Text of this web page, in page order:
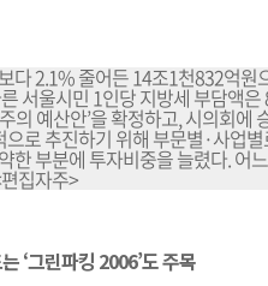
L
복
사
하
기
게
변
경
하
기
게
변
경
하
기
다 2.1% 줄어든 14조1천832억원
서울시민 1인당 지방세 부담액
의 예산안’을 확정하고, 시의회에
로 추진하기 위해 부문별·사업
한 부분에 투자비중을 늘렸다. 어
집자주>
‘그린파킹 2006’도 주목